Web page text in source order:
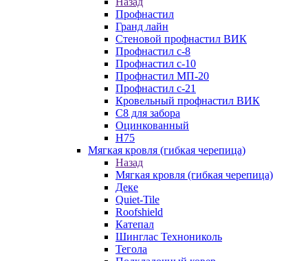
Профнастил
Гранд лайн
Стеновой профнастил ВИК
Профнастил с-8
Профнастил с-10
Профнастил МП-20
Профнастил с-21
Кровельный профнастил ВИК
С8 для забора
Оцинкованный
Н75
Мягкая кровля (гибкая черепица)
Назад
Мягкая кровля (гибкая черепица)
Деке
Quiet-Tile
Roofshield
Катепал
Шинглас Технониколь
Тегола